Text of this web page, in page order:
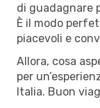
di guadagnare
È il modo
piacevoli e
Allora, cosa
per
Italia. Buon